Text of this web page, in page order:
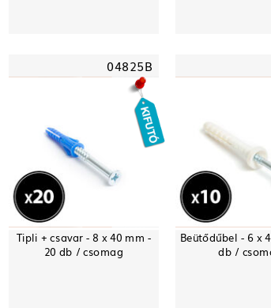
04825B
Tipli + csavar - 8 x 40 mm -
20 db / csomag
Beütődűbel - 6 x
db /